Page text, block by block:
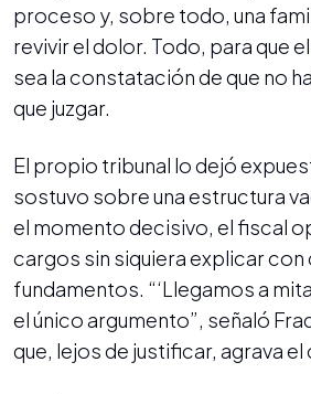
proceso y, sobre todo, una
revivir el dolor. Todo, para que
sea la constatación de que no
que juzgar.
El propio tribunal lo dejó
sostuvo sobre una estructura
el momento decisivo, el fiscal
cargos sin siquiera explicar con
fundamentos. “‘Llegamos a
el único argumento”, señaló
que, lejos de justificar, agrava el